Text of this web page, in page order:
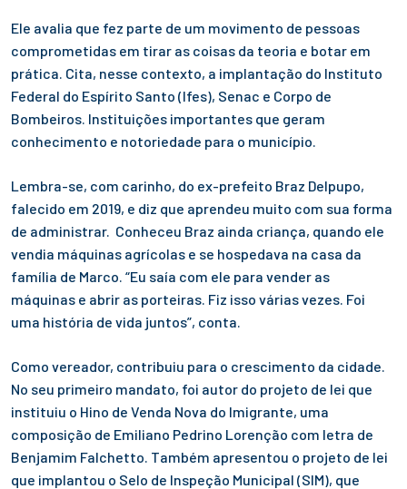
Ele avalia que fez parte de um movimento de pessoas
comprometidas em tirar as coisas da teoria e botar em
prática. Cita, nesse contexto, a implantação do Instituto
Federal do Espírito Santo (Ifes), Senac e Corpo de
Bombeiros. Instituições importantes que geram
conhecimento e notoriedade para o município.
Lembra-se, com carinho, do ex-prefeito Braz Delpupo,
falecido em 2019, e diz que aprendeu muito com sua forma
de administrar. Conheceu Braz ainda criança, quando ele
vendia máquinas agrícolas e se hospedava na casa da
família de Marco. “Eu saía com ele para vender as
máquinas e abrir as porteiras. Fiz isso várias vezes. Foi
uma história de vida juntos”, conta.
Como vereador, contribuiu para o crescimento da cidade.
No seu primeiro mandato, foi autor do projeto de lei que
instituiu o Hino de Venda Nova do Imigrante, uma
composição de Emiliano Pedrino Lorenção com letra de
Benjamim Falchetto. Também apresentou o projeto de lei
que implantou o Selo de Inspeção Municipal (SIM), que